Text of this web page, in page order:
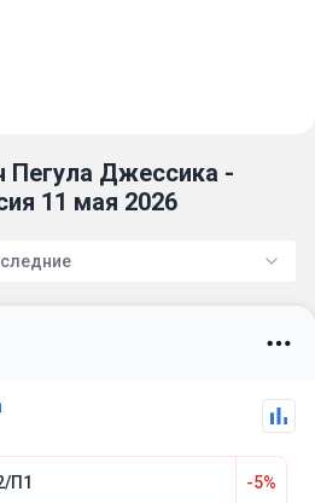
Пегула Джессика -
11 мая 2026
П1 -5%